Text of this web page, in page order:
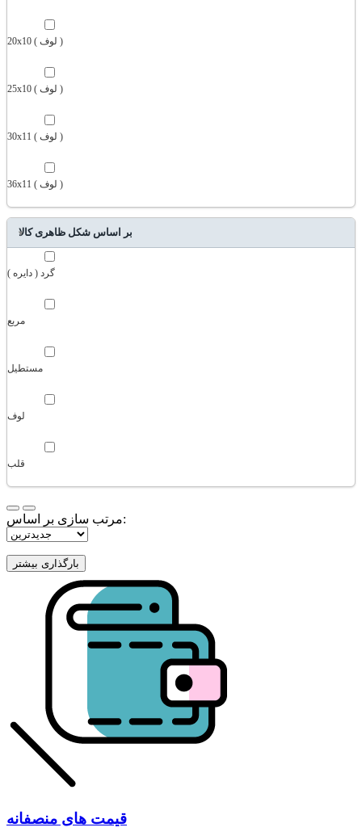
20x10 ( لوف )
25x10 ( لوف )
30x11 ( لوف )
36x11 ( لوف )
بر اساس شکل ظاهری کالا
گرد ( دایره )
مربع
مستطیل
لوف
قلب
مرتب سازی بر اساس:
قیمت های منصفانه